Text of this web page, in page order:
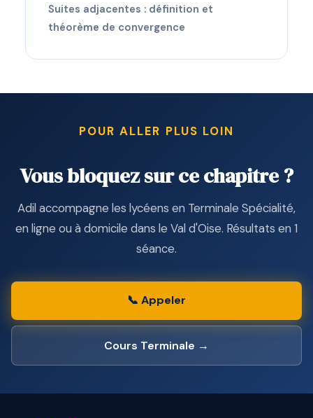
Suites adjacentes : définition et
théorème de convergence
POUR ALLER PLUS LOIN
Vous bloquez sur ce chapitre ?
Adil accompagne les lycéens en Terminale Spécialité,
en ligne ou à domicile dans le Val d'Oise. Résultats en 1
séance.
📞 Appeler
Cours Terminale →